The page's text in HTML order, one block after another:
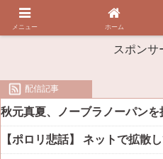
スポンサ
配信記事
メニュー ホーム